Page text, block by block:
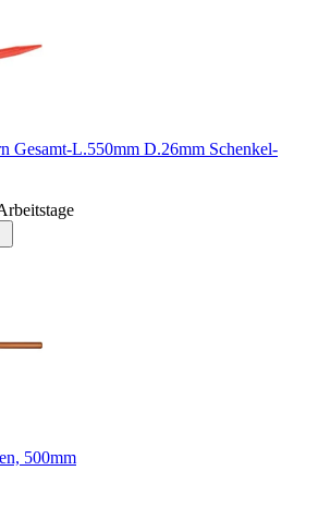
Gesamt-L.550mm D.26mm Schenkel-
500mm